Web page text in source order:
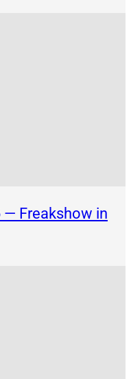
— Freakshow in